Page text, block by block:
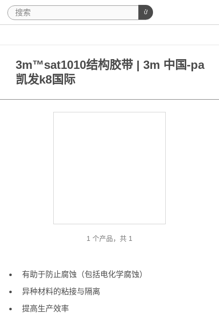
3m™sat1010结构胶带 | 3m 中国-pa
凯发k8国际
1 个产品，共 1
有助于防止腐蚀（包括电化学腐蚀）
异种材料的粘接与隔离
提高生产效率